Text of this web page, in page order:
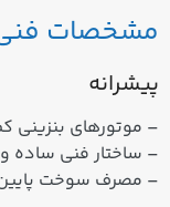
مشخصات فنی
پیشرانه
– موتورهای بنزینی
– ساختار فنی ساده
– مصرف سوخت